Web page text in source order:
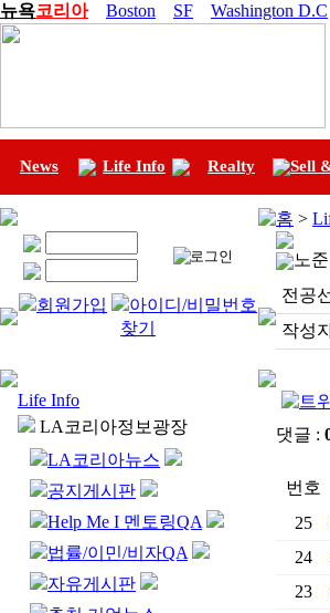
뉴욕코리아 Boston SF Washington D.C
News Life Info Realty Sell
회원가입
아이디/비밀번호
찾기
Life Info
LA코리아정보광장
LA코리아뉴스
공지게시판
Help Me I 멘토링QA
법률/이민/비자QA
자유게시판
홈 >
노
전공
작성
댓글 :
번호
25
24
23